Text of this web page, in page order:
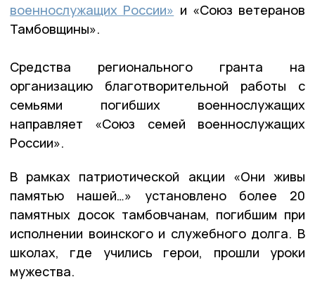
военнослужащих России» и «Союз ветеранов
Тамбовщины».
Средства регионального гранта на
организацию благотворительной работы с
семьями погибших военнослужащих
направляет «Союз семей военнослужащих
России».
В рамках патриотической акции «Они живы
памятью нашей…» установлено более 20
памятных досок тамбовчанам, погибшим при
исполнении воинского и служебного долга. В
школах, где учились герои, прошли уроки
мужества.